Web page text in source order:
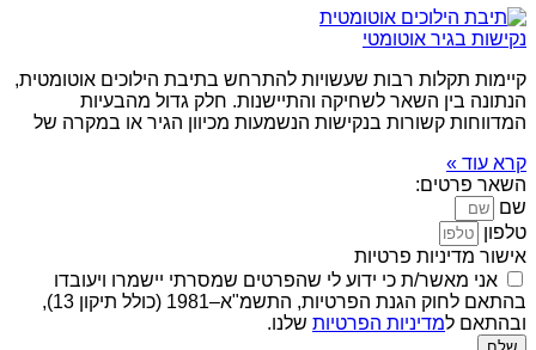
נקישות בגיר אוטומטי
קיימות תקלות רבות שעשויות להתרחש בתיבת הילוכים אוטומטית,
הנתונה בין השאר לשחיקה והתיישנות. חלק גדול מהבעיות
המדווחות קשורות בנקישות הנשמעות מכיוון הגיר או במקרה של
קרא עוד »
השאר פרטים:
שם
טלפון
אישור מדיניות פרטיות
אני מאשר/ת כי ידוע לי שהפרטים שמסרתי יישמרו ויעובדו
בהתאם לחוק הגנת הפרטיות, התשמ"א–1981 (כולל תיקון 13),
ובהתאם למדיניות הפרטיות שלנו.